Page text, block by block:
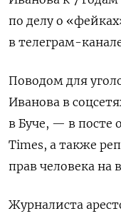
по делу о
в телеграм-
Поводом для
Иванова в
в Буче, — в посте
Times, а также
прав человека на
Журналиста